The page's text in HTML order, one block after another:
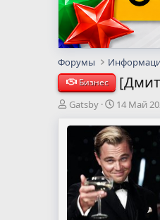
Форумы
Бизнес
А
т
м
ы
Gatsby
Д
т
а
н
а
ч
а
л
14 Май